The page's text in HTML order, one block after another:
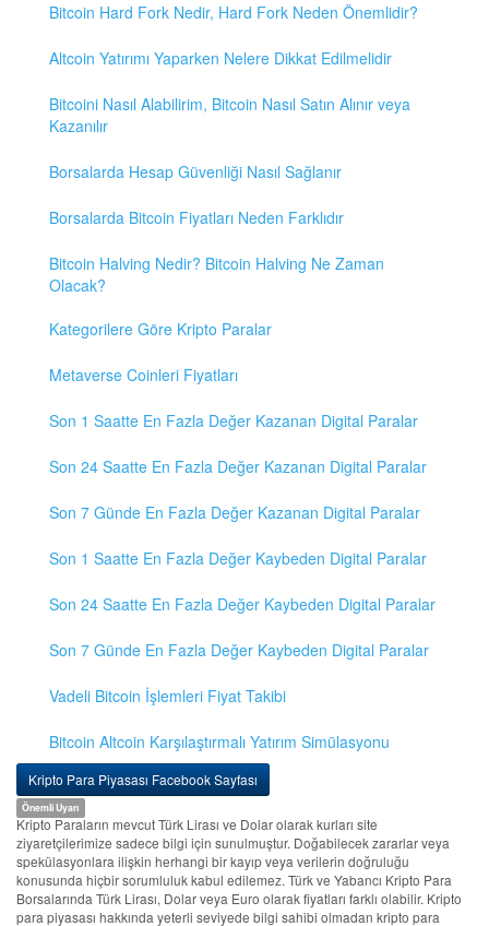
Bitcoin Hard Fork Nedir, Hard Fork Neden Önemlidir?
Altcoin Yatırımı Yaparken Nelere Dikkat Edilmelidir
Bitcoini Nasıl Alabilirim, Bitcoin Nasıl Satın Alınır veya
Kazanılır
Borsalarda Hesap Güvenliği Nasıl Sağlanır
Borsalarda Bitcoin Fiyatları Neden Farklıdır
Bitcoin Halving Nedir? Bitcoin Halving Ne Zaman
Olacak?
Kategorilere Göre Kripto Paralar
Metaverse Coinleri Fiyatları
Son 1 Saatte En Fazla Değer Kazanan Digital Paralar
Son 24 Saatte En Fazla Değer Kazanan Digital Paralar
Son 7 Günde En Fazla Değer Kazanan Digital Paralar
Son 1 Saatte En Fazla Değer Kaybeden Digital Paralar
Son 24 Saatte En Fazla Değer Kaybeden Digital Paralar
Son 7 Günde En Fazla Değer Kaybeden Digital Paralar
Vadeli Bitcoin İşlemleri Fiyat Takibi
Bitcoin Altcoin Karşılaştırmalı Yatırım Simülasyonu
Kripto Para Piyasası Facebook Sayfası
Önemli Uyarı
Kripto Paraların mevcut Türk Lirası ve Dolar olarak kurları site
ziyaretçilerimize sadece bilgi için sunulmuştur. Doğabilecek zararlar veya
spekülasyonlara ilişkin herhangi bir kayıp veya verilerin doğruluğu
konusunda hiçbir sorumluluk kabul edilemez. Türk ve Yabancı Kripto Para
Borsalarında Türk Lirası, Dolar veya Euro olarak fiyatları farklı olabilir. Kripto
para piyasası hakkında yeterli seviyede bilgi sahibi olmadan kripto para